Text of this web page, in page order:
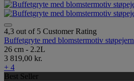
4,3 out of 5 Customer Rating
Buffetgryte med blomstermotiv støpejern
26 cm - 2.2L
3 819,00 kr.
+ 4
Best Seller